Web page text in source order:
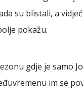
su blistali, a
pokažu.
gdje je samo
im se